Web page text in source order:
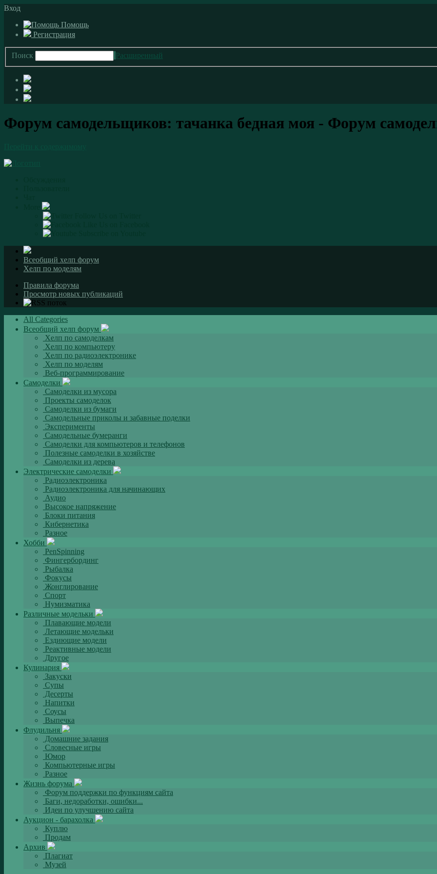
Вход
Помощь
Регистрация
Поиск Расширенный
Форум самодельщиков: тачанка бедная моя - Форум
Всеобщий хелп форум
Хелп по моделям
Правила форума
Просмотр новых публикаций
All Categories
Всеобщий хелп форум
Хелп по самоделкам
Хелп по компьютеру
Хелп по радиоэлектронике
Хелп по моделям
Веб-программирование
Самоделки
Самоделки из мусора
Проекты самоделок
Самоделки из бумаги
Самодельные приколы и забавные поделки
Эксперименты
Самодельные бумеранги
Самоделки для компьютеров и телефонов
Полезные самоделки в хозяйстве
Самоделки из дерева
Электрические самоделки
Радиоэлектроника
Радиоэлектроника для начинающих
Аудио
Высокое напряжение
Блоки питания
Кибернетика
Разное
Хобби
PenSpinning
Фингербординг
Рыбалка
Фокусы
Жонглирование
Спорт
Нумизматика
Различные модельки
Плавающие модели
Летающие модельки
Ездиющие модели
Реактивные модели
Другое
Кулинария
Закуски
Супы
Десерты
Напитки
Соусы
Выпечка
Флудильня
Домашние задания
Словесные игры
Юмор
Компьютерные игры
Разное
Жизнь форума
Форум поддержки по функциям сайта
Баги, недоработки, ошибки...
Идеи по улучшению сайта
Аукцион - барахолка
Куплю
Продам
Архив
Плагиат
Музей